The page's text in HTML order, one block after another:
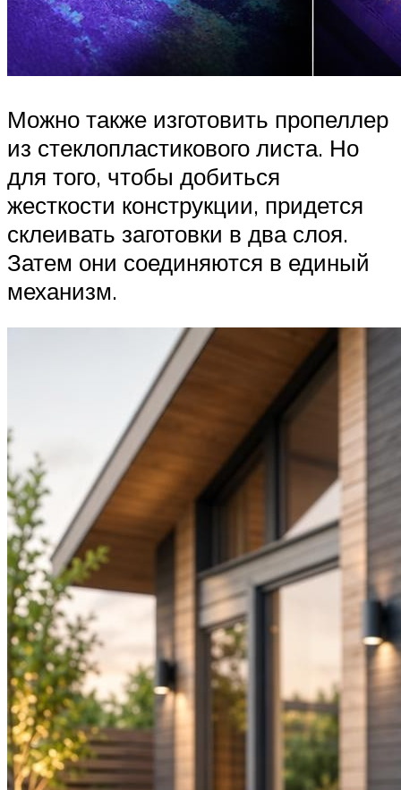
Можно также изготовить пропеллер
из стеклопластикового листа. Но
для того, чтобы добиться
жесткости конструкции, придется
склеивать заготовки в два слоя.
Затем они соединяются в единый
механизм.